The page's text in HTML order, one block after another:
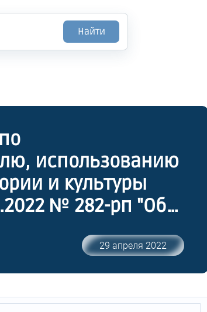
Найти
использованию
и культуры
№ 282-рп "Об
"Дом 29 апреля 2022